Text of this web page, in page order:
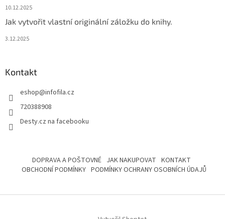
10.12.2025
Jak vytvořit vlastní originální záložku do knihy.
3.12.2025
Kontakt
eshop@infofila.cz
720388908
Desty.cz na facebooku
DOPRAVA A POŠTOVNÉ JAK NAKUPOVAT KONTAKT
OBCHODNÍ PODMÍNKY PODMÍNKY OCHRANY OSOBNÍCH ÚDAJŮ